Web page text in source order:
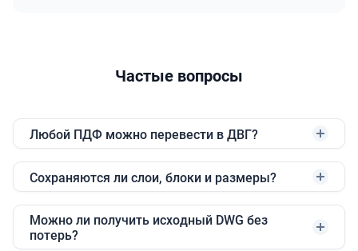
Частые вопросы
Любой ПДФ можно перевести в ДВГ?
Сохраняются ли слои, блоки и размеры?
Можно ли получить исходный DWG без
потерь?